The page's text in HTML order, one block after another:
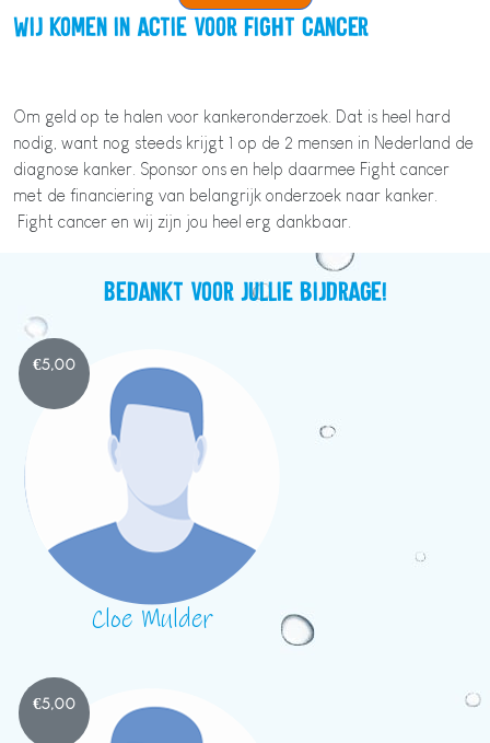
Wij komen in actie voor Fight cancer
Om geld op te halen voor kankeronderzoek. Dat is heel hard
nodig, want nog steeds krijgt 1 op de 2 mensen in Nederland de
diagnose kanker. Sponsor ons en help daarmee Fight cancer
met de financiering van belangrijk onderzoek naar kanker.
Fight cancer en wij zijn jou heel erg dankbaar.
Bedankt voor jullie bijdrage!
€5,00
Cloe Mulder
€5,00